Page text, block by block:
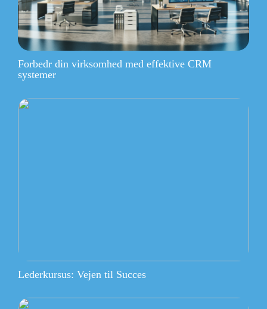
Forbedr din virksomhed med effektive CRM
systemer
Lederkursus: Vejen til Succes